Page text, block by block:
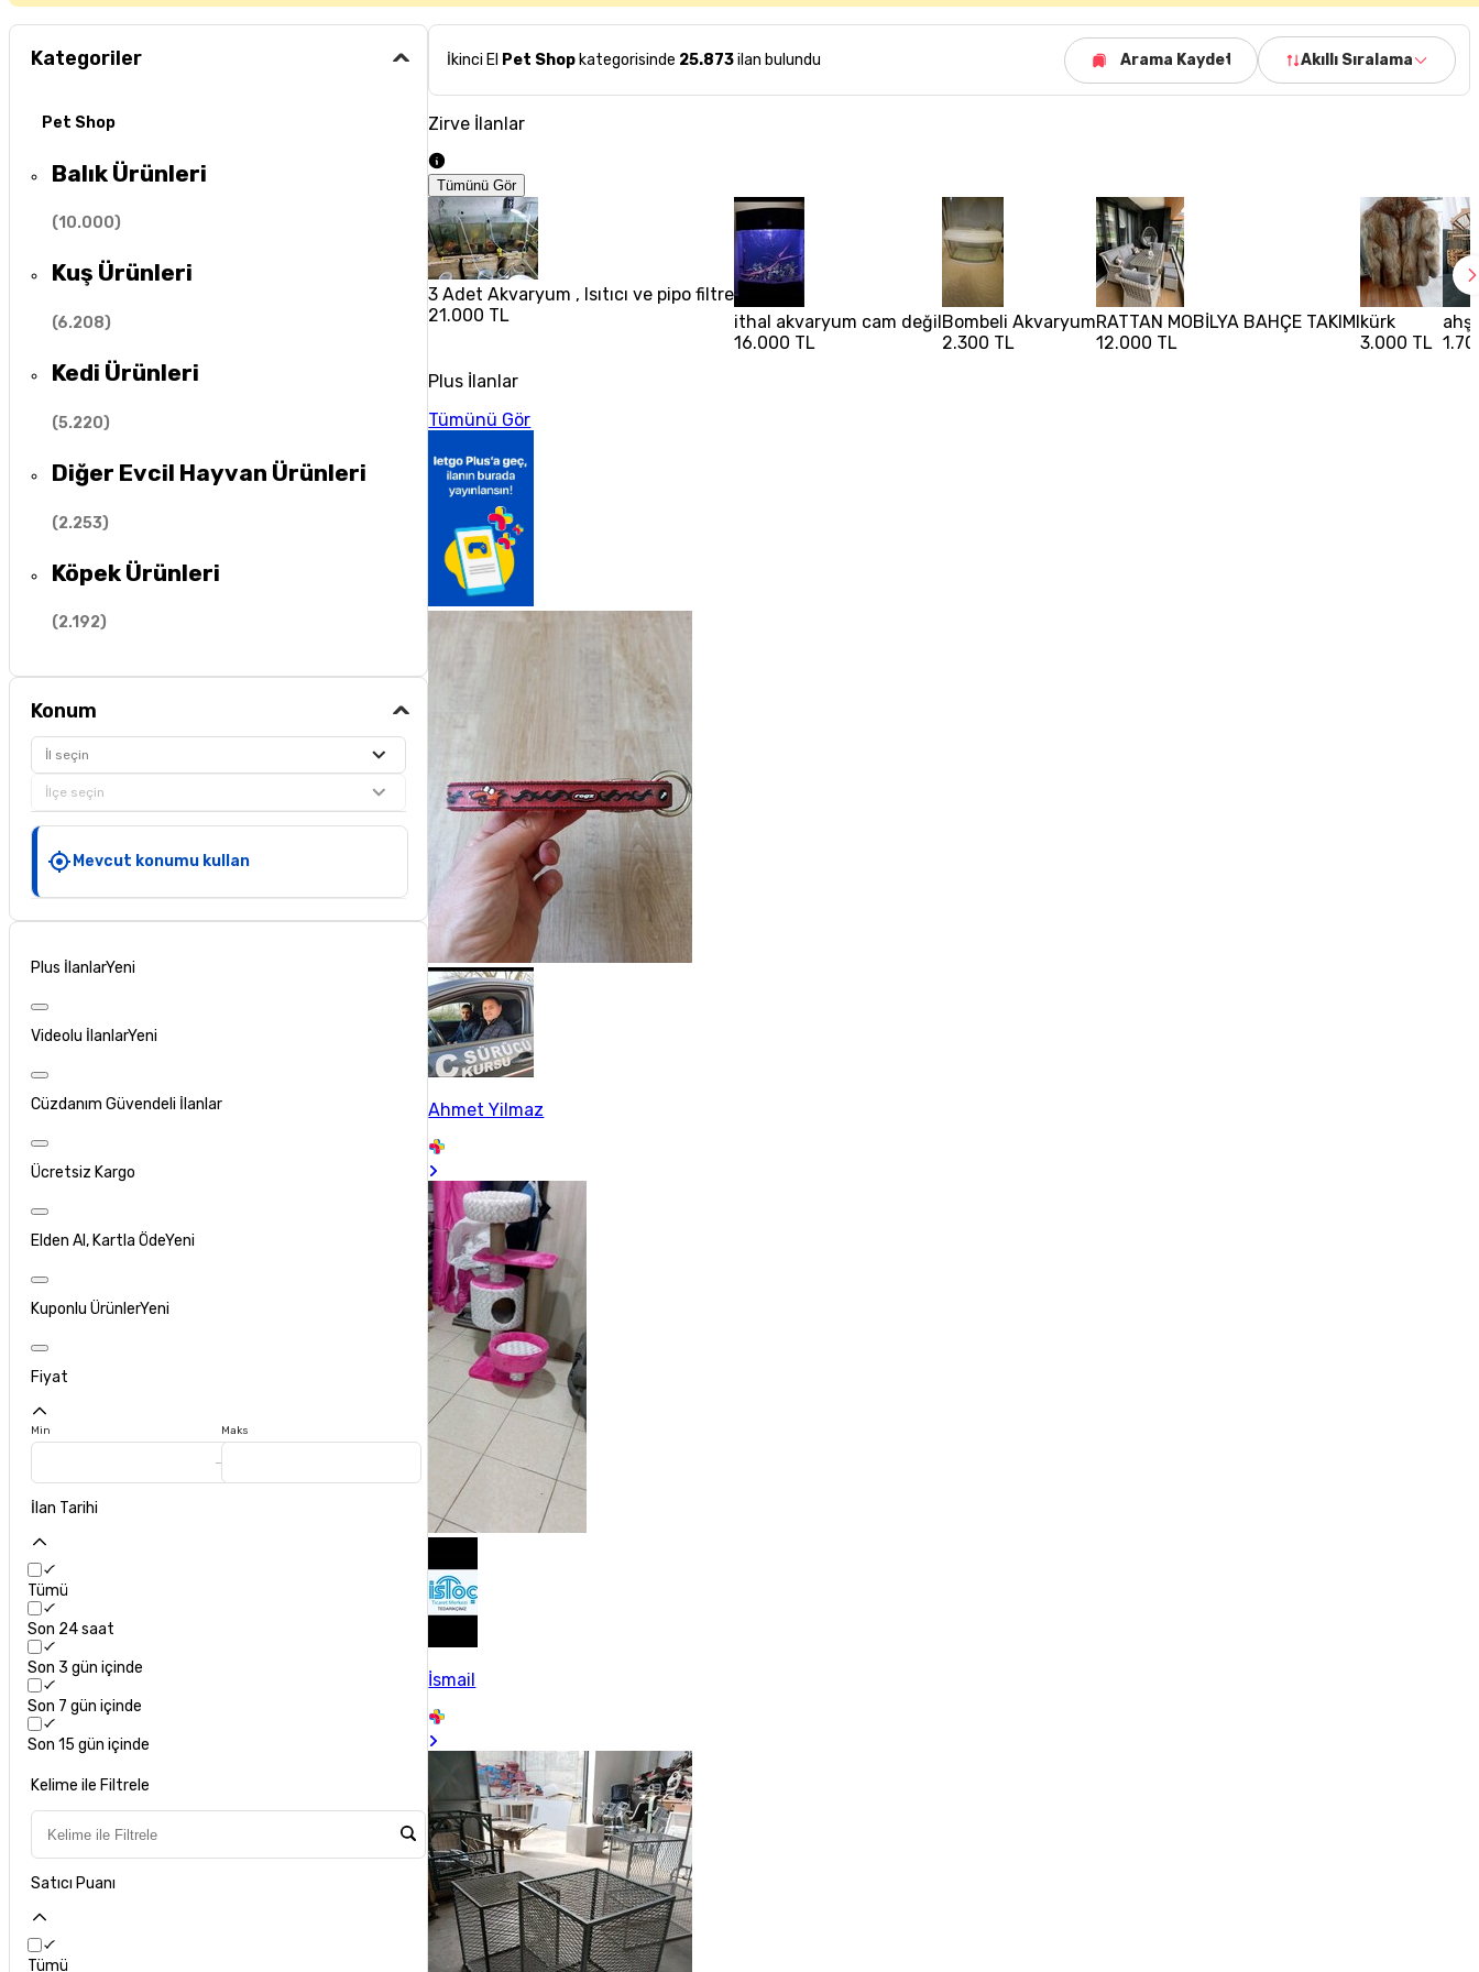
Kategoriler
Pet Shop
Balık Ürünleri
(10.000)
Kuş Ürünleri
(6.208)
Kedi Ürünleri
(5.220)
Diğer Evcil Hayvan Ürünleri
(2.253)
Köpek Ürünleri
(2.192)
Konum
İl seçin
İlçe seçin
Mevcut konumu kullan
Plus İlanlarYeni
Videolu İlanlarYeni
Cüzdanım Güvendeli İlanlar
Ücretsiz Kargo
Elden Al, Kartla ÖdeYeni
Kuponlu ÜrünlerYeni
Fiyat
Min Maks
İlan Tarihi
Tümü
Son 24 saat
Son 3 gün içinde
Son 7 gün içinde
Son 15 gün içinde
Kelime ile Filtrele
Satıcı Puanı
Tümü
İkinci El Pet Shop kategorisinde 25.873ilan bulundu Arama Kaydet Akıllı Sıralama
Zirve İlanlar
Tümünü Gör
3 Adet Akvaryum , Isıtıcı ve pipo filtre
21.000 TL
ithal akvaryum cam değil
16.000 TL
Bombeli Akvaryum
2.300 TL
RATTAN MOBİLYA BAHÇE TAKIMI
12.000 TL
kürk
3.000 TL
Plus İlanlar
Tümünü Gör
Ahmet Yilmaz
İsmail